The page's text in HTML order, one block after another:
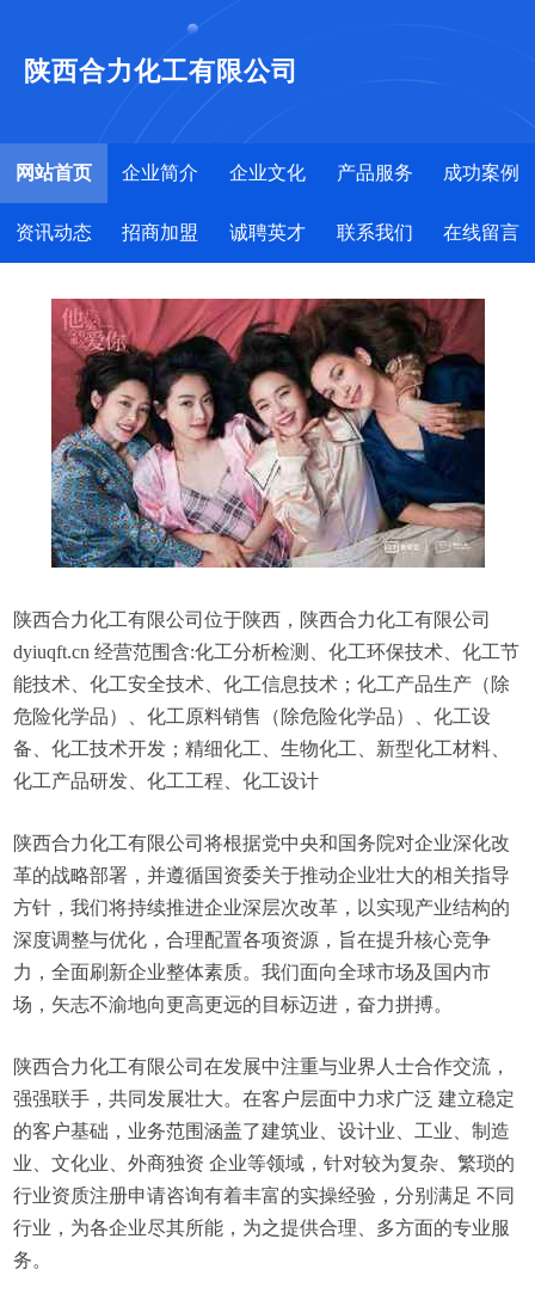
陕西合力化工有限公司
网站首页 企业简介 企业文化 产品服务 成功案例
资讯动态 招商加盟 诚聘英才 联系我们 在线留言
陕西合力化工有限公司位于陕西，陕西合力化工有限公司
dyiuqft.cn 经营范围含:化工分析检测、化工环保技术、化工节
能技术、化工安全技术、化工信息技术；化工产品生产（除
危险化学品）、化工原料销售（除危险化学品）、化工设
备、化工技术开发；精细化工、生物化工、新型化工材料、
化工产品研发、化工工程、化工设计
陕西合力化工有限公司将根据党中央和国务院对企业深化改
革的战略部署，并遵循国资委关于推动企业壮大的相关指导
方针，我们将持续推进企业深层次改革，以实现产业结构的
深度调整与优化，合理配置各项资源，旨在提升核心竞争
力，全面刷新企业整体素质。我们面向全球市场及国内市
场，矢志不渝地向更高更远的目标迈进，奋力拼搏。
陕西合力化工有限公司在发展中注重与业界人士合作交流，
强强联手，共同发展壮大。在客户层面中力求广泛 建立稳定
的客户基础，业务范围涵盖了建筑业、设计业、工业、制造
业、文化业、外商独资 企业等领域，针对较为复杂、繁琐的
行业资质注册申请咨询有着丰富的实操经验，分别满足 不同
行业，为各企业尽其所能，为之提供合理、多方面的专业服
务。